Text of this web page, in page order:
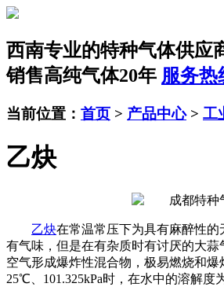
西南专业的特种气体供应
销售高纯气体20年 服务热
当前位置： 首页 > 产品中心> 工
乙炔
乙炔在常温常压下为具有麻醉性
有气味，但是在有杂质时有讨厌的大
空气形成爆炸性混合物，极易燃烧和爆
25℃、101.325kPa时，在水中的溶解度